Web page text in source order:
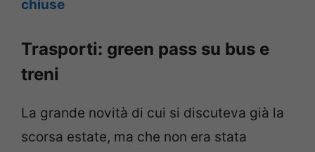
chiuse
Trasporti: green pass su bus e
treni
La grande novità di cui si discuteva già la
scorsa estate, ma che non era stata